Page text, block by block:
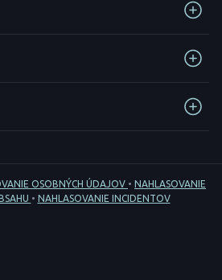
OSOBNÝCH ÚDAJOV • NAHLASOVANIE
• NAHLASOVANIE INCIDENTOV